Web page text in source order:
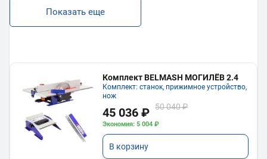
Показать еще
Комплект BELMASH МОГИЛЁВ 2.4
Комплект: станок, прижимное устройство,
нож
45 036 ₽ 50 040 ₽
Экономия: 5 004 ₽
В корзину